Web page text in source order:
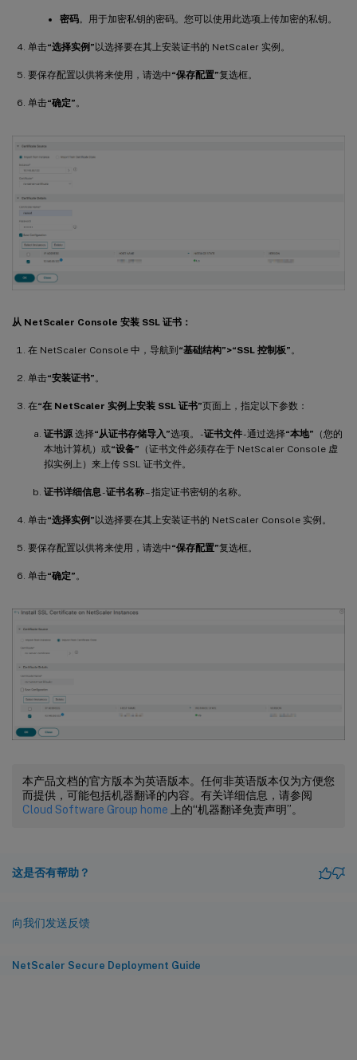
密码。用于加密私钥的密码。您可以使用此选项上传加密的私钥。
单击“选择实例”以选择要在其上安装证书的 NetScaler 实例。
要保存配置以供将来使用，请选中“保存配置”复选框。
单击“确定” 。
从 NetScaler Console 安装 SSL 证书：
在 NetScaler Console 中，导航到“基础结构”>“SSL 控制板” 。
单击“安装证书” 。
在“在 NetScaler 实例上安装 SSL 证书”页面上，指定以下参数：
证书源 选择“从证书存储导入”选项。 -证书文件- 通过选择“本地” （您的
本地计算机）或“设备” （证书文件必须存在于 NetScaler Console 虚
拟实例上）来上传 SSL 证书文件。
证书详细信息-证书名称– 指定证书密钥的名称。
单击“选择实例”以选择要在其上安装证书的 NetScaler Console 实例。
要保存配置以供将来使用，请选中“保存配置”复选框。
单击“确定” 。
本产品文档的官方版本为英语版本。任何非英语版本仅为方便您
而提供，可能包括机器翻译的内容。有关详细信息，请参阅
Cloud Software Group home 上的“机器翻译免责声明”。
这是否有帮助？
向我们发送反馈
NetScaler Secure Deployment Guide